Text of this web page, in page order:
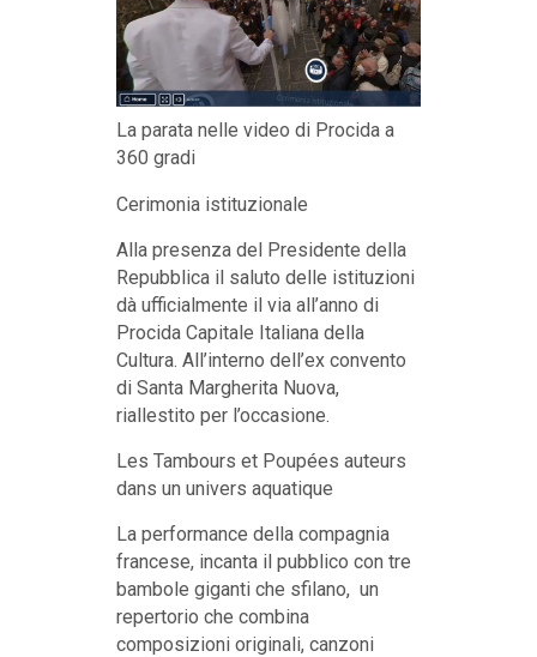
La parata nelle video di Procida a
360 gradi
Cerimonia istituzionale
Alla presenza del Presidente della
Repubblica il saluto delle istituzioni
dà ufficialmente il via all’anno di
Procida Capitale Italiana della
Cultura. All’interno dell’ex convento
di Santa Margherita Nuova,
riallestito per l’occasione.
Les Tambours et Poupées auteurs
dans un univers aquatique
La performance della compagnia
francese, incanta il pubblico con tre
bambole giganti che sfilano, un
repertorio che combina
composizioni originali, canzoni